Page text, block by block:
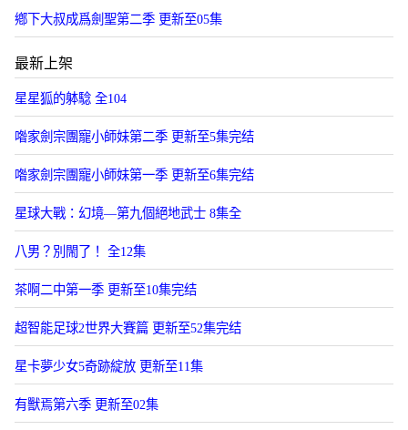
鄕下大叔成爲劍聖第二季 更新至05集
最新上架
星星狐的躰騐 全104
喒家劍宗團寵小師妹第二季 更新至5集完结
喒家劍宗團寵小師妹第一季 更新至6集完结
星球大戰：幻境—第九個絕地武士 8集全
八男？別閙了！ 全12集
茶啊二中第一季 更新至10集完结
超智能足球2世界大賽篇 更新至52集完结
星卡夢少女5奇跡綻放 更新至11集
有獸焉第六季 更新至02集